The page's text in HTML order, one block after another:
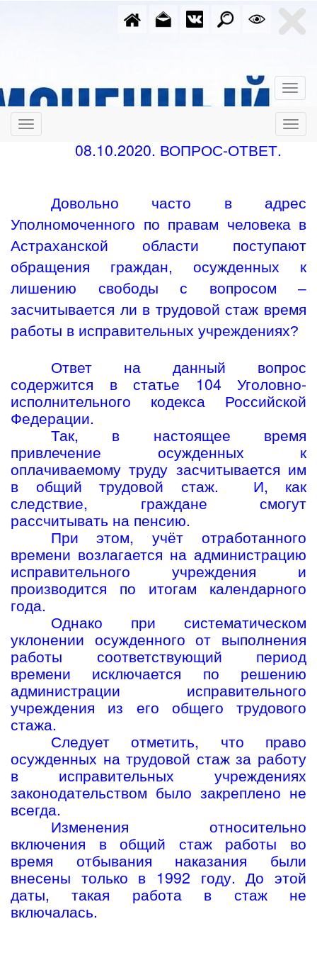
08.10.2020. ВОПРОС-ОТВЕТ.
Довольно часто в адрес
Уполномоченного по правам человека в
Астраханской области поступают
обращения граждан, осужденных к
лишению свободы с вопросом –
засчитывается ли в трудовой стаж время
работы в исправительных учреждениях?
Ответ на данный вопрос
содержится в статье 104 Уголовно-
исполнительного кодекса Российской
Федерации.
Так, в настоящее время
привлечение осужденных к
оплачиваемому труду засчитывается им
в общий трудовой стаж. И, как
следствие, граждане смогут
рассчитывать на пенсию.
При этом, учёт отработанного
времени возлагается на администрацию
исправительного учреждения и
производится по итогам календарного
года.
Однако при систематическом
уклонении осужденного от выполнения
работы соответствующий период
времени исключается по решению
администрации исправительного
учреждения из его общего трудового
стажа.
Следует отметить, что право
осужденных на трудовой стаж за работу
в исправительных учреждениях
законодательством было закреплено не
всегда.
Изменения относительно
включения в общий стаж работы во
время отбывания наказания были
внесены только в 1992 году. До этой
даты, такая работа в стаж не
включалась.